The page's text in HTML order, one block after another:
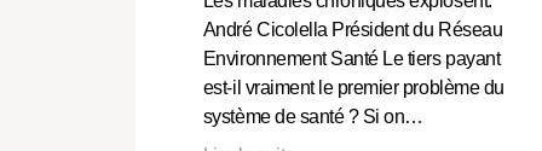
André Cicolella Président du Réseau
Environnement Santé Le tiers payant
est-il vraiment le premier problème du
système de santé ? Si on…